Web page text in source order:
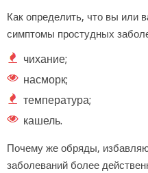
Как определить, что вы или
симптомы простудных
чихание;
насморк;
температура;
кашель.
Почему же обряды,
заболеваний более